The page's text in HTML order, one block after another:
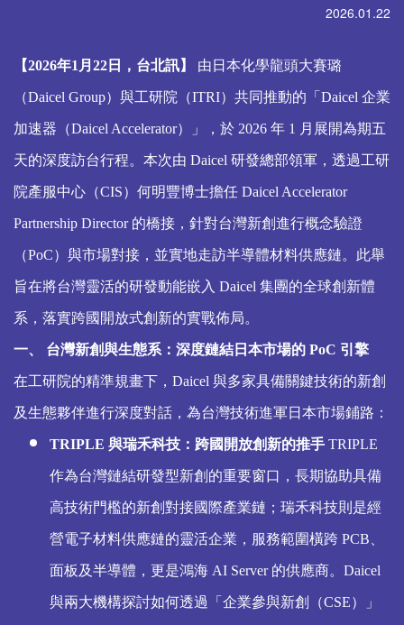
2026.01.22
【2026年1月22日，台北訊】 由日本化學龍頭大賽璐
（Daicel Group）與工研院（ITRI）共同推動的「Daicel 企業
加速器（Daicel Accelerator）」，於 2026 年 1 月展開為期五
天的深度訪台行程。本次由 Daicel 研發總部領軍，透過工研
院產服中心（CIS）何明豐博士擔任 Daicel Accelerator
Partnership Director 的橋接，針對台灣新創進行概念驗證
（PoC）與市場對接，並實地走訪半導體材料供應鏈。此舉
旨在將台灣靈活的研發動能嵌入 Daicel 集團的全球創新體
系，落實跨國開放式創新的實戰佈局。
一、 台灣新創與生態系：深度鏈結日本市場的 PoC 引擎
在工研院的精準規畫下，Daicel 與多家具備關鍵技術的新創
及生態夥伴進行深度對話，為台灣技術進軍日本市場鋪路：
TRIPLE 與瑞禾科技：跨國開放創新的推手 TRIPLE
作為台灣鏈結研發型新創的重要窗口，長期協助具備
高技術門檻的新創對接國際產業鏈；瑞禾科技則是經
營電子材料供應鏈的靈活企業，服務範圍橫跨 PCB、
面板及半導體，更是鴻海 AI Server 的供應商。Daicel
與兩大機構探討如何透過「企業參與新創（CSE）」